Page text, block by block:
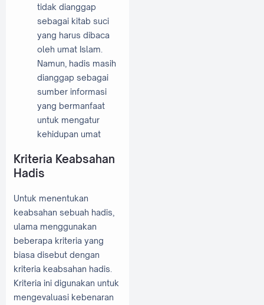
tidak dianggap
sebagai kitab suci
yang harus dibaca
oleh umat Islam.
Namun, hadis masih
dianggap sebagai
sumber informasi
yang bermanfaat
untuk mengatur
kehidupan umat
Kriteria Keabsahan
Hadis
Untuk menentukan
keabsahan sebuah hadis,
ulama menggunakan
beberapa kriteria yang
biasa disebut dengan
kriteria keabsahan hadis.
Kriteria ini digunakan untuk
mengevaluasi kebenaran